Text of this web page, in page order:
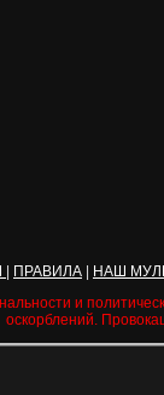
ПРАВИЛА
НАШ
и
оскорблений.